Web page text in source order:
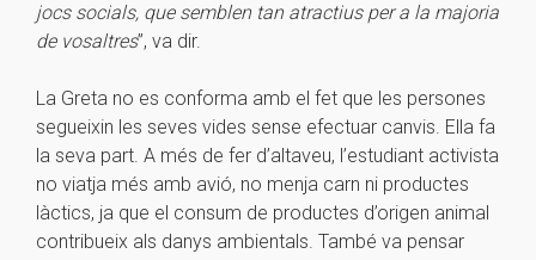
jocs socials, que semblen tan atractius per a la majoria
de vosaltres”, va dir.
La Greta no es conforma amb el fet que les persones
segueixin les seves vides sense efectuar canvis. Ella fa
la seva part. A més de fer d’altaveu, l’estudiant activista
no viatja més amb avió, no menja carn ni productes
làctics, ja que el consum de productes d’origen animal
contribueix als danys ambientals. També va pensar